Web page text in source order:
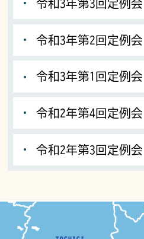
令和3年第3回定例会
令和3年第2回定例会
令和3年第1回定例会
令和2年第4回定例会
令和2年第3回定例会